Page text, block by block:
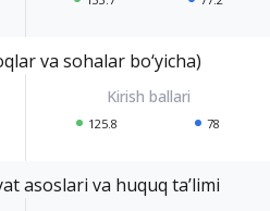
va sohalar bo‘yicha)
125.8 78
asoslari va huquq ta’limi